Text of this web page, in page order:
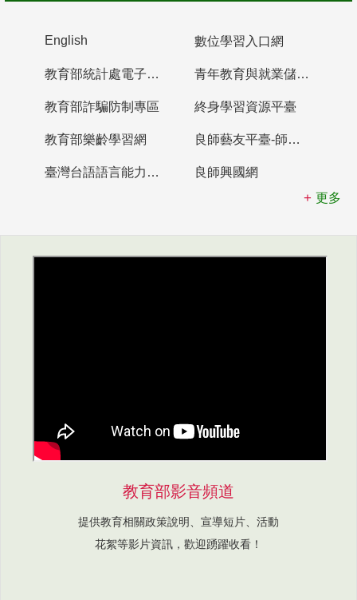
English 數位學習入口網
教育部統計處電子書櫃 青年教育與就業儲蓄帳戶
教育部詐騙防制專區 終身學習資源平臺
教育部樂齡學習網 良師藝友平臺-師資培育整合平臺
臺灣台語語言能力認證網站
良師興國網
更多
教育部影音頻道
提供教育相關政策說明、宣導短片、活動
花絮等影片資訊，歡迎踴躍收看！